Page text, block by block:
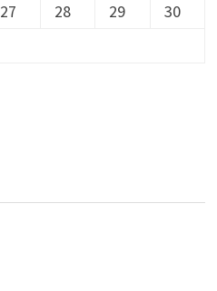
27 28 29
30